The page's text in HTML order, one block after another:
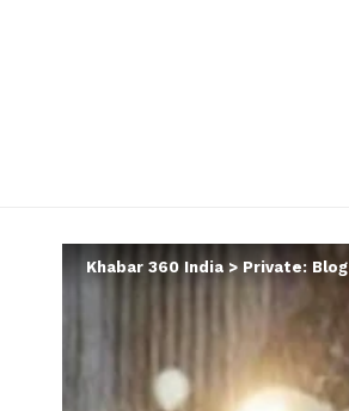
Khabar 360 India > Private: Blog